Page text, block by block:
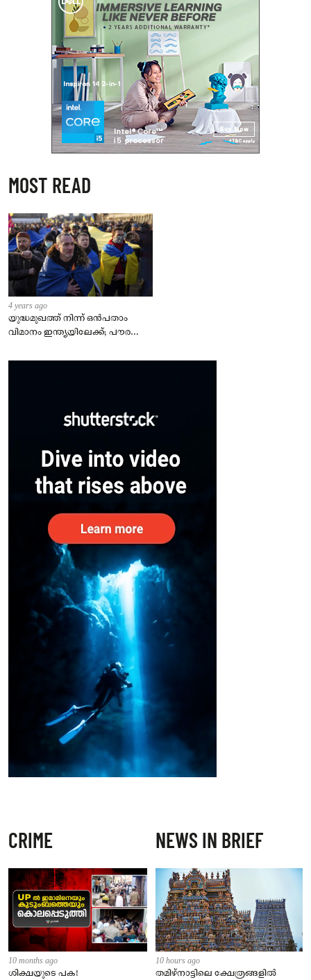
MOST READ
4 years ago
യുദ്ധമുഖത്ത് നിന്ന് ഒൻപതാം
വിമാനം ഇന്ത്യയിലേക്ക്; പൗരന്മാർ
– കേന്ദ്രം
CRIME
10 months ago
ശിക്ഷയുടെ പക!
NEWS IN BRIEF
10 hours ago
തമിഴ്‌നാട്ടിലെ ക്ഷേത്രങ്ങളിൽ